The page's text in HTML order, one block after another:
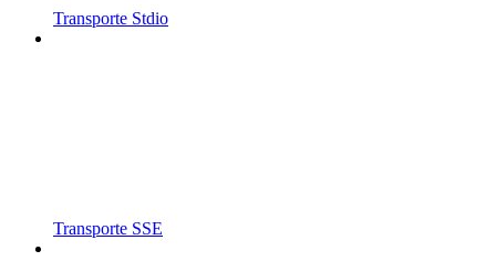
Transporte Stdio
Transporte SSE